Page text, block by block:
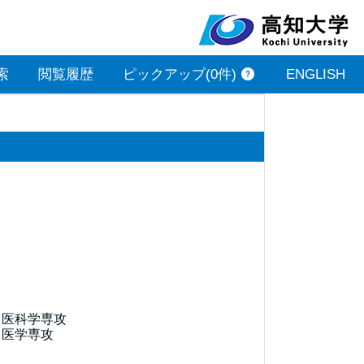
閲覧履歴 ピックアップ(0件) ENGLISH
科学専攻
学専攻